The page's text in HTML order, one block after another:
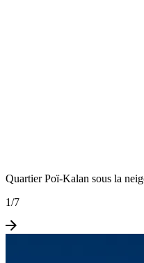
Quartier Poï-Kalan sous la
1/7